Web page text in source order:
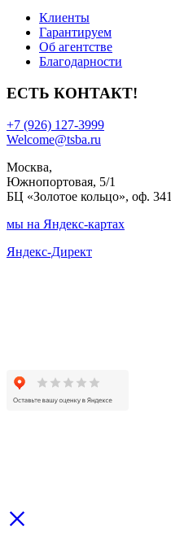
Клиенты
Гарантируем
Об агентстве
Благодарности
ЕСТЬ КОНТАКТ!
+7 (926) 127-3999
Welcome@tsba.ru
Москва,
Южнопортовая, 5/1
БЦ «Золотое кольцо», оф. 341
мы на Яндекс-картах
Яндекс-Директ